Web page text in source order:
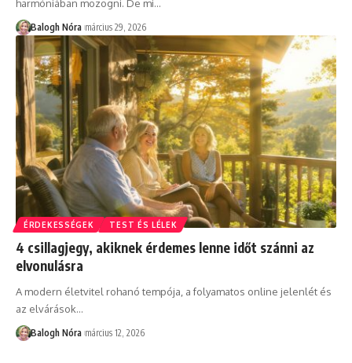
harmóniában mozogni. De mi…
Balogh Nóra március 29, 2026
ÉRDEKESSÉGEK TEST ÉS LÉLEK
4 csillagjegy, akiknek érdemes lenne időt szánni az
elvonulásra
A modern életvitel rohanó tempója, a folyamatos online jelenlét és
az elvárások…
Balogh Nóra március 12, 2026